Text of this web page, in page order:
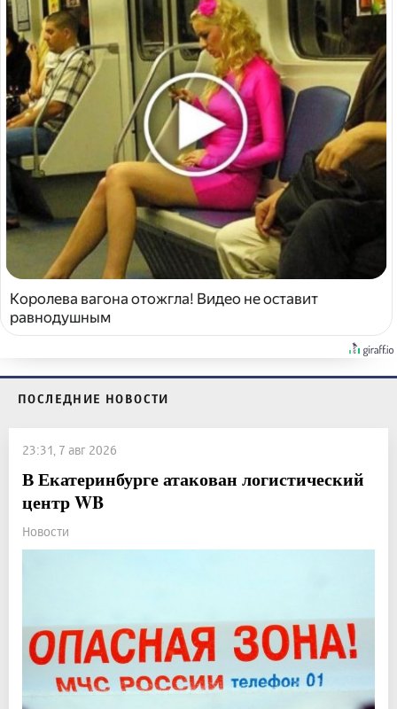
Королева вагона отожгла! Видео не оставит
равнодушным
ПОСЛЕДНИЕ НОВОСТИ
23:31, 7 авг 2026
В Екатеринбурге атакован логистический
центр WB
Новости